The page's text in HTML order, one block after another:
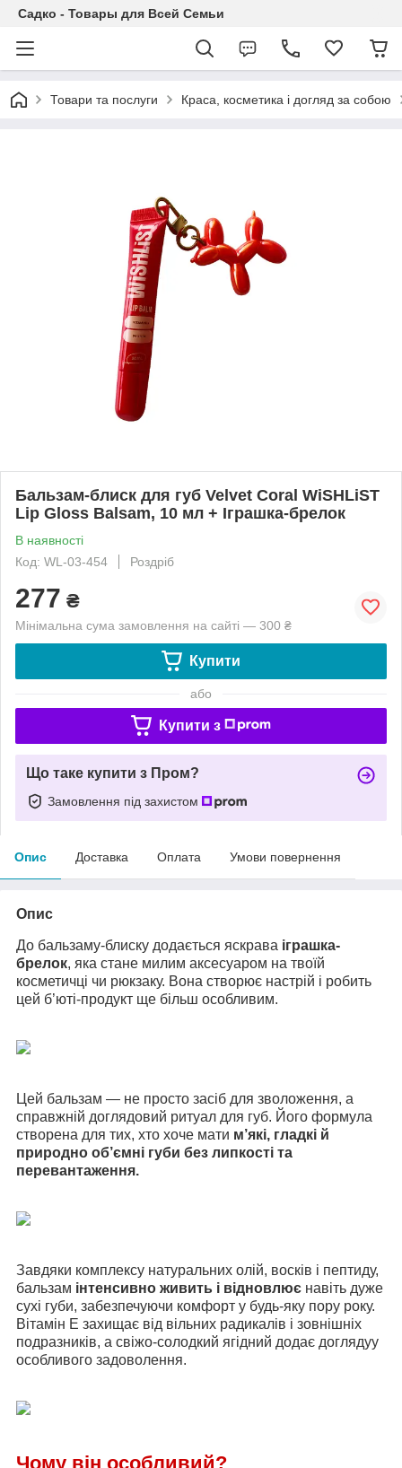
Садко - Товары для Всей Семьи
Товари та послуги Краса, косметика і догляд за собою
Бальзам-блиск для губ Velvet Coral WiSHLiST
Lip Gloss Balsam, 10 мл + Іграшка-брелок
В наявності
Код: WL-03-454
Роздріб
277 ₴
Мінімальна сума замовлення на сайті — 300 ₴
Купити
або
Купити з
Що таке купити з Пром?
Замовлення під захистом
Опис Доставка Оплата Умови повернення
Опис
До бальзаму-блиску додається яскрава іграшка-
брелок, яка стане милим аксесуаром на твоїй
косметичці чи рюкзаку. Вона створює настрій і робить
цей б’юті-продукт ще більш особливим.
Цей бальзам — не просто засіб для зволоження, а
справжній доглядовий ритуал для губ. Його формула
створена для тих, хто хоче мати м’які, гладкі й
природно об’ємні губи без липкості та
перевантаження.
Завдяки комплексу натуральних олій, восків і пептиду,
бальзам інтенсивно живить і відновлює навіть дуже
сухі губи, забезпечуючи комфорт у будь-яку пору року.
Вітамін Е захищає від вільних радикалів і зовнішніх
подразників, а свіжо-солодкий ягідний додає доглядуу
особливого задоволення.
Чому він особливий?